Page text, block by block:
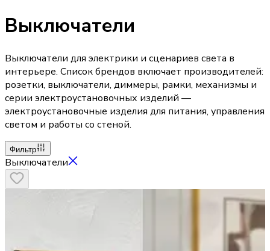
Выключатели
Выключатели для электрики и сценариев света в
интерьере. Список брендов включает производителей:
розетки, выключатели, диммеры, рамки, механизмы и
серии электроустановочных изделий —
электроустановочные изделия для питания, управления
светом и работы со стеной.
Фильтр
Выключатели